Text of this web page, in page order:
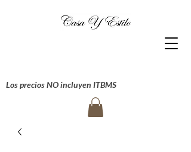
Los precios NO incluyen ITBMS